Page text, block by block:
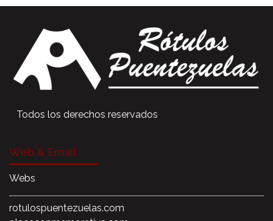
Todos los derechos reservados
Web & Email
Webs
rotulospuentezuelas.com